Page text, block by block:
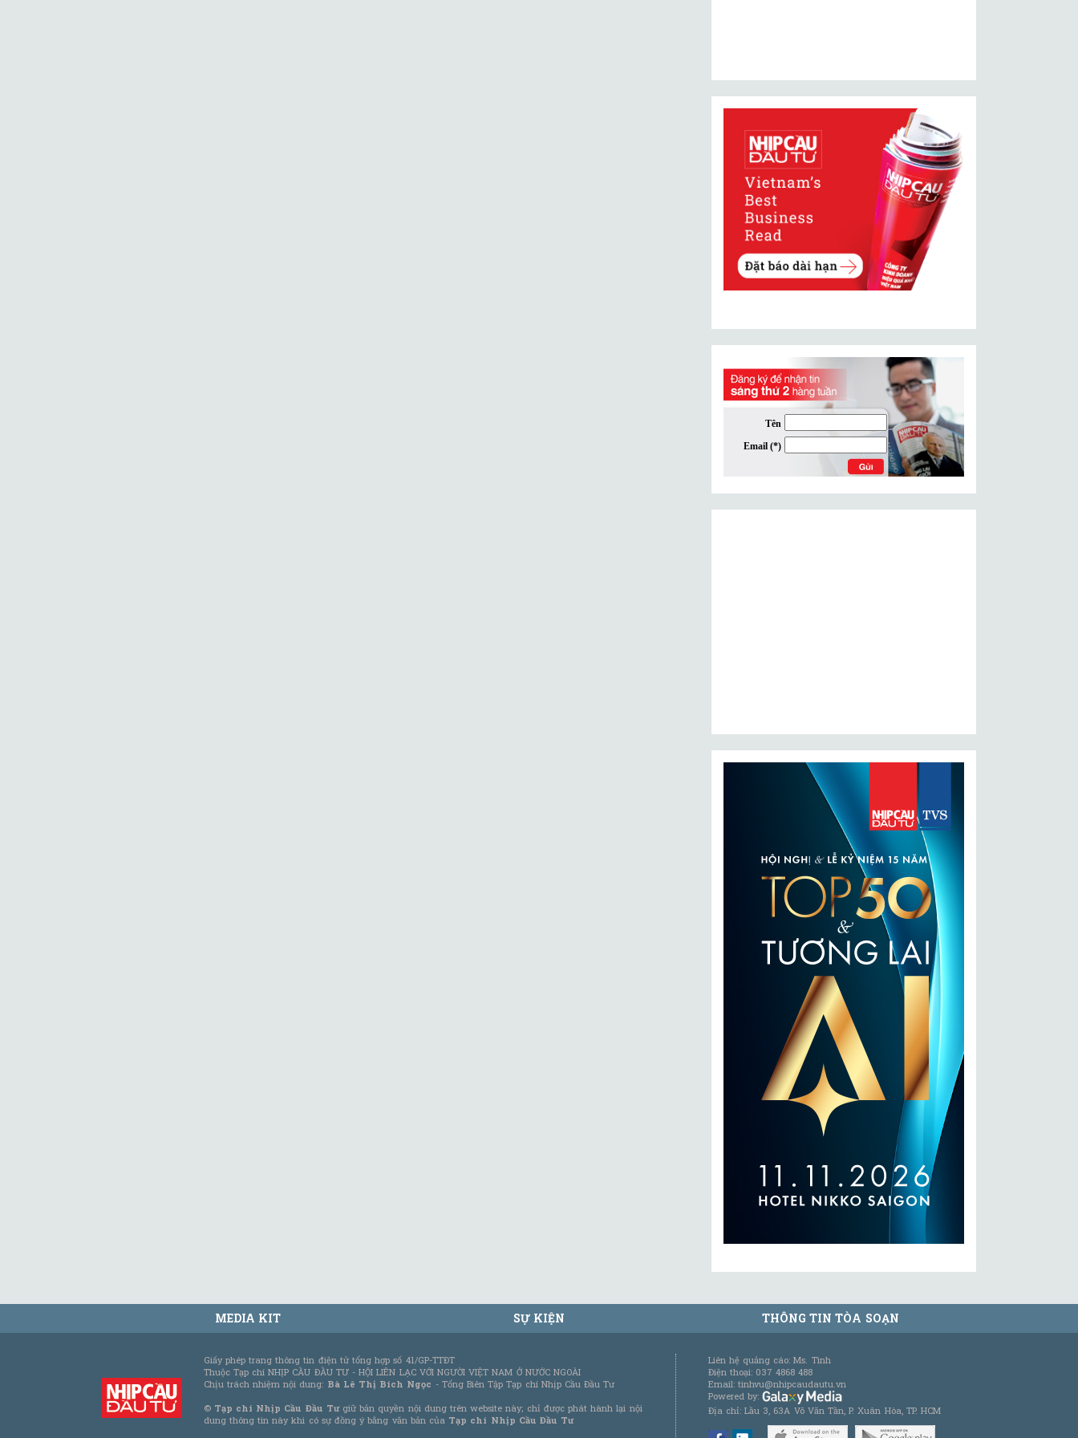
MEDIA KIT SỰ KIỆN THÔNG TIN TÒA SOẠN
Giấy phép trang thông tin điện tử tổng hợp số 41/GP-TTĐT
Thuộc Tạp chí NHỊP CẦU ĐẦU TƯ - HỘI LIÊN LẠC VỚI NGƯỜI VIỆT NAM Ở NƯỚC NGOÀI
Chịu trách nhiệm nội dung: Bà Lê Thị Bích Ngọc - Tổng Biên Tập Tạp chí Nhịp Cầu Đầu Tư
© Tạp chí Nhịp Cầu Đầu Tưgiữ bản quyền nội dung trên website này; chỉ được phát hành lại nội
dung thông tin này khi có sự đồng ý bằng văn bản của Tạp chí Nhịp Cầu Đầu Tư
Liên hệ quảng cáo: Ms. Tình
Điện thoại: 037 4868 488
Email: tinhvu@nhipcaudautu.vn
Powered by:
Địa chỉ: Lầu 3, 63A Võ Văn Tần, P. Xuân Hòa, TP. HCM